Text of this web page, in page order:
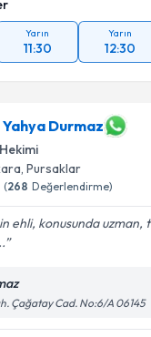
Yarın
11:30
Yarın
12:30
Durmaz
, Pursaklar
(268 Değerlendirme)
ehli, konusunda uzman,
Çağatay Cad. No:6/A 06145